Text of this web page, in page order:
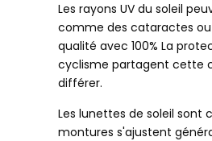
Les rayons UV du soleil
comme des cataractes
qualité avec 100% La
cyclisme partagent cette
différer.
Les lunettes de soleil sont
montures s'ajustent